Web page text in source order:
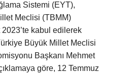
Sistemi (EYT),
Meclisi (TBMM)
2023’te kabul edilerek
Büyük Millet Meclisi
Başkanı Mehmet
göre, 12 Temmuz